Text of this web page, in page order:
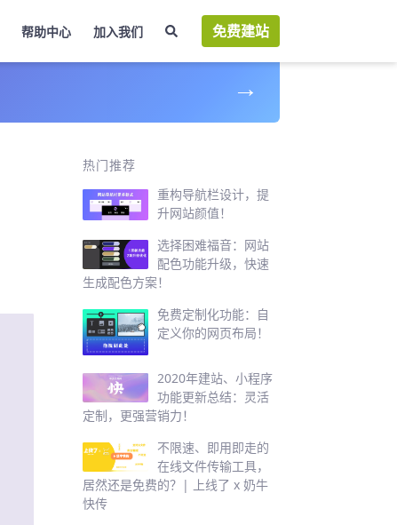
帮助中心 加入我们 免费建站
→
热门推荐
重构导航栏设计，提
升网站颜值！
选择困难福音：网站
配色功能升级，快速
生成配色方案！
免费定制化功能：自
定义你的网页布局！
2020年建站、小程序
功能更新总结：灵活
定制，更强营销力！
不限速、即用即走的
在线文件传输工具，
居然还是免费的？| 上线了 x 奶牛
快传